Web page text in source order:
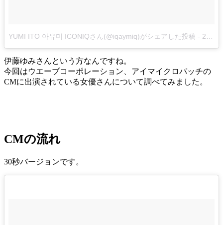
YUMI ITO 아유미 ICONIQさん(@iqaymiq)がシェアした投稿 - 2018年 6月月1日午後11時59分PDT
伊藤ゆみさんという方なんですね。
今回はウエーブコーポレーション、アイマイクロパッチの
CMに出演されている女優さんについて調べてみました。
CMの流れ
30秒バージョンです。